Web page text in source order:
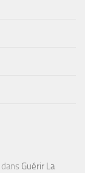
dans Guérir La